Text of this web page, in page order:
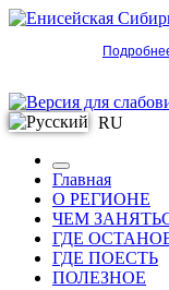
RU
Главная
О РЕГИОНЕ
ЧЕМ
ГДЕ
ГДЕ ПОЕСТЬ
ПОЛЕЗНОЕ